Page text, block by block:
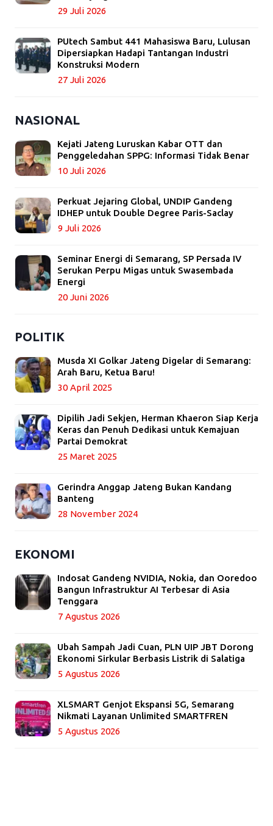
29 Juli 2026
PUtech Sambut 441 Mahasiswa Baru, Lulusan
Dipersiapkan Hadapi Tantangan Industri
Konstruksi Modern
27 Juli 2026
NASIONAL
Kejati Jateng Luruskan Kabar OTT dan
Penggeledahan SPPG: Informasi Tidak Benar
10 Juli 2026
Perkuat Jejaring Global, UNDIP Gandeng
IDHEP untuk Double Degree Paris-Saclay
9 Juli 2026
Seminar Energi di Semarang, SP Persada IV
Serukan Perpu Migas untuk Swasembada
Energi
20 Juni 2026
POLITIK
Musda XI Golkar Jateng Digelar di Semarang:
Arah Baru, Ketua Baru!
30 April 2025
Dipilih Jadi Sekjen, Herman Khaeron Siap Kerja
Keras dan Penuh Dedikasi untuk Kemajuan
Partai Demokrat
25 Maret 2025
Gerindra Anggap Jateng Bukan Kandang
Banteng
28 November 2024
EKONOMI
Indosat Gandeng NVIDIA, Nokia, dan Ooredoo
Bangun Infrastruktur AI Terbesar di Asia
Tenggara
7 Agustus 2026
Ubah Sampah Jadi Cuan, PLN UIP JBT Dorong
Ekonomi Sirkular Berbasis Listrik di Salatiga
5 Agustus 2026
XLSMART Genjot Ekspansi 5G, Semarang
Nikmati Layanan Unlimited SMARTFREN
5 Agustus 2026